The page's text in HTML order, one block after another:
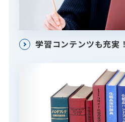
学習コンテンツも充実